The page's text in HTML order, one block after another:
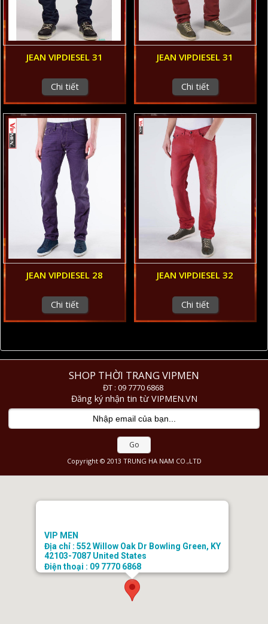
JEAN VIPDIESEL 31
Chi tiết
JEAN VIPDIESEL 31
Chi tiết
JEAN VIPDIESEL 28
Chi tiết
JEAN VIPDIESEL 32
Chi tiết
SHOP THỜI TRANG VIPMEN
ĐT : 09 7770 6868
Đăng ký nhận tin từ VIPMEN.VN
Go
Copyright © 2013 TRUNG HA NAM CO.,LTD
VIP MEN
Địa chỉ : 552 Willow Oak Dr Bowling Green, KY
42103-7087 United States
Điện thoại : 09 7770 6868
Email : doanhongtkt@gmail.com